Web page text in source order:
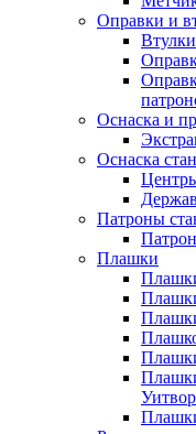
Оправки и
Оснаска и
Оснаска
Патроны
Плашки